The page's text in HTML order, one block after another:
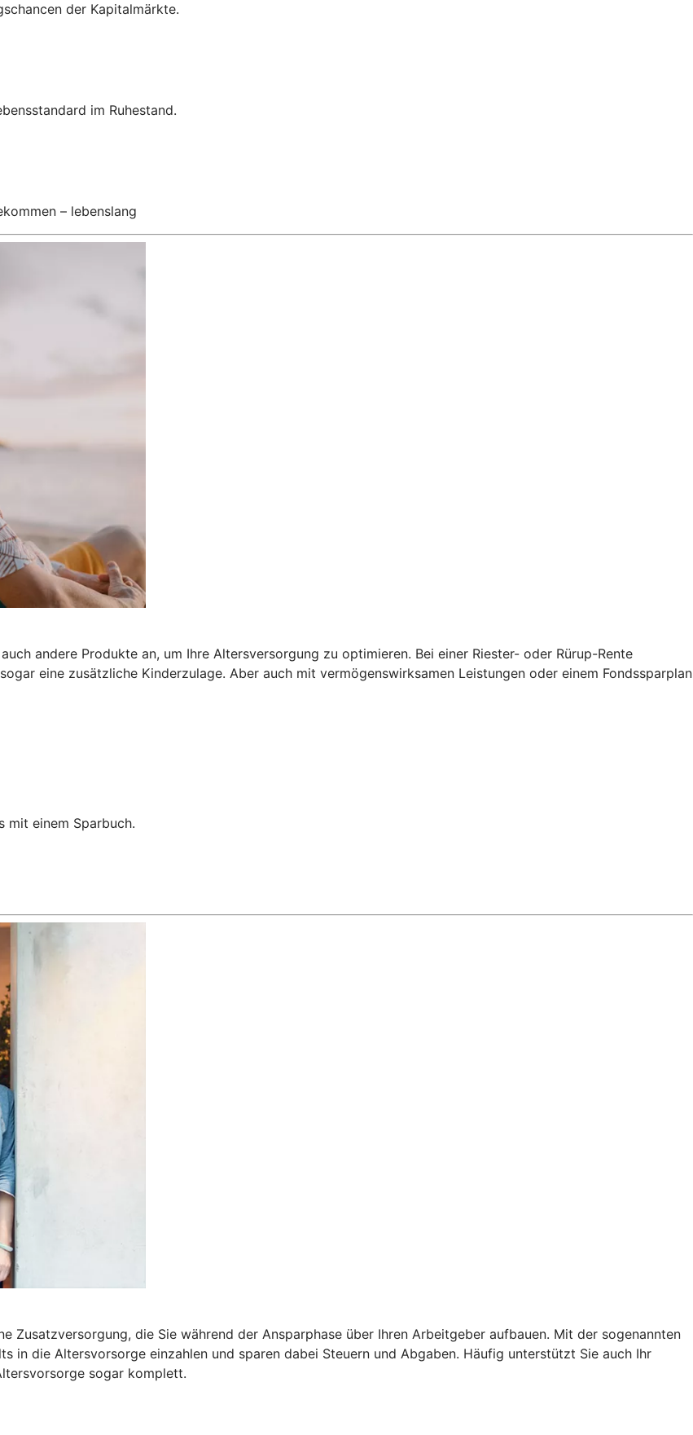
der Kapitalmärkte.
im Ruhestand.
– lebenslang
andere Produkte an, um Ihre Altersversorgung zu optimieren. Bei einer Riester- oder Rürup-Rente
eine zusätzliche Kinderzulage. Aber auch mit vermögenswirksamen Leistungen oder einem Fondssparplan
mit einem Sparbuch.
Zusatzversorgung, die Sie während der Ansparphase über Ihren Arbeitgeber aufbauen. Mit der sogenannten
in die Altersvorsorge einzahlen und sparen dabei Steuern und Abgaben. Häufig unterstützt Sie auch Ihr
sogar komplett.